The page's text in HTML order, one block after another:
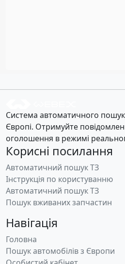
Система автоматичного
Європі. Отримуйте
оголошення в режимі
Корисні посилання
Автоматичний пошук ТЗ
Інструкція по користуванню
Автоматичний пошук ТЗ
Пошук вживаних запчастин
Навігація
Головна
Пошук автомобілів з Європи